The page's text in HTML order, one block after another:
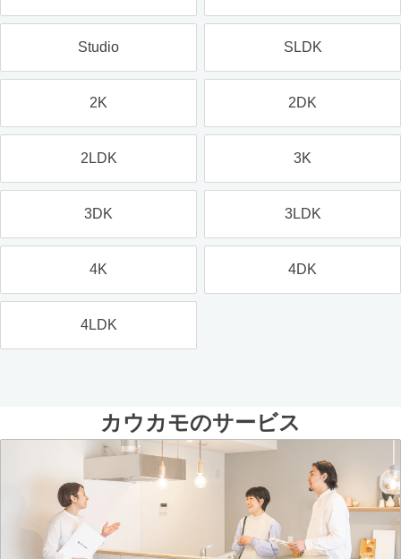
Studio SLDK
2K 2DK
2LDK 3K
3DK 3LDK
4K 4DK
4LDK
カウカモのサービス